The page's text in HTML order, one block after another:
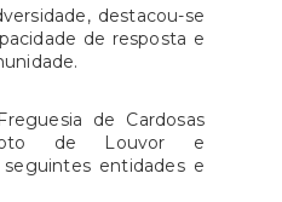
destacou-se
de resposta e
de Cardosas
de Louvor e
entidades e